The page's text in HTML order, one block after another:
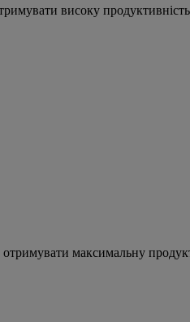
високу
максимальну